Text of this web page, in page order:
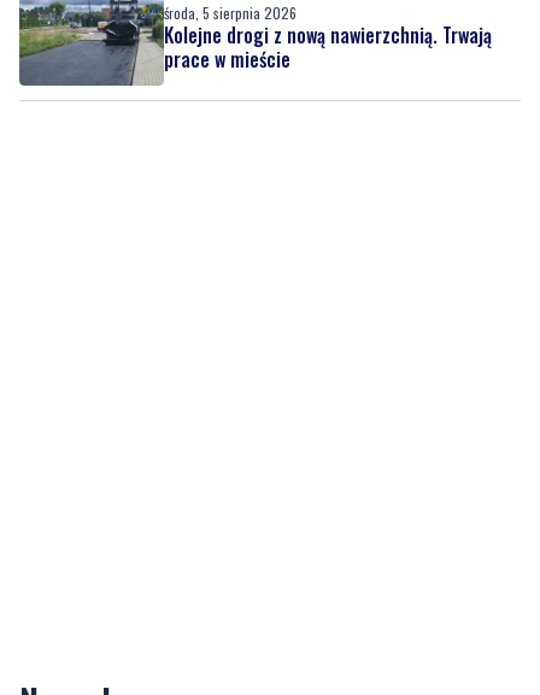
środa, 5 sierpnia 2026
Kolejne drogi z nową nawierzchnią. Trwają
prace w mieście